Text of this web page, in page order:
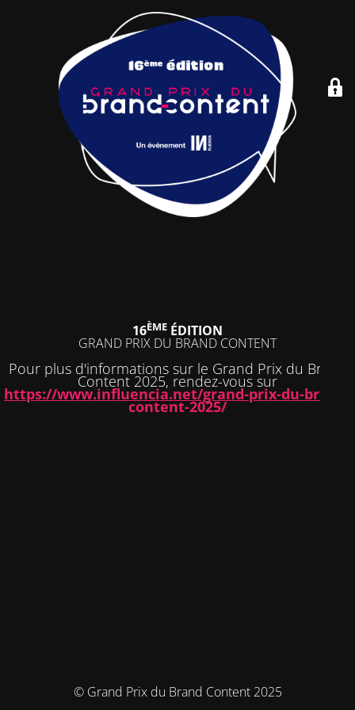
16ÈME ÉDITION
GRAND PRIX DU BRAND CONTENT
Pour plus d'informations sur le Grand Prix du Brand
Content 2025, rendez-vous sur
https://www.influencia.net/grand-prix-du-brand-
content-2025/
© Grand Prix du Brand Content 2025